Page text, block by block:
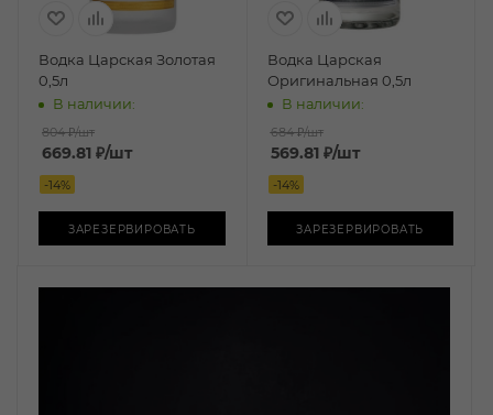
Водка Царская Золотая
0,5л
В наличии:
804 ₽/шт
669.81 ₽/шт
-14%
ЗАРЕЗЕРВИРОВАТЬ
Водка Царская
Оригинальная 0,5л
В наличии:
684 ₽/шт
569.81 ₽/шт
-14%
ЗАРЕЗЕРВИРОВАТЬ